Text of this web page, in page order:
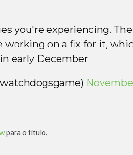
you're experiencing.
working on a fix for it,
early December.
para o título.